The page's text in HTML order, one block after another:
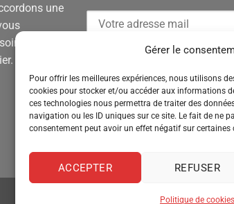
Gérer le
Pour offrir les meilleures expériences, nous utilisons
cookies pour stocker et/ou accéder aux informations
ces technologies nous permettra de traiter des
navigation ou les ID uniques sur ce site. Le fait de ne
consentement peut avoir un effet négatif sur
ACCEPTER REFUSER
Politique de cookies
une
de vos